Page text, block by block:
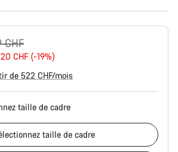
CHF
CHF (-19%)
de 522 CHF/mois
taille de cadre
taille de cadre